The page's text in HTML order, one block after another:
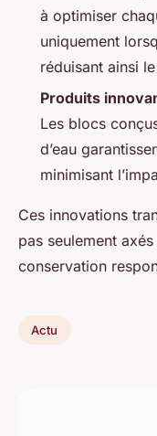
à optimiser
uniquement
réduisant ainsi
Produits
Les blocs
d’eau
minimisant
Ces innovations
pas seulement
conservation
Actu